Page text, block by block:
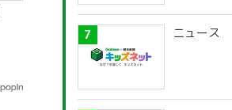
ニュース